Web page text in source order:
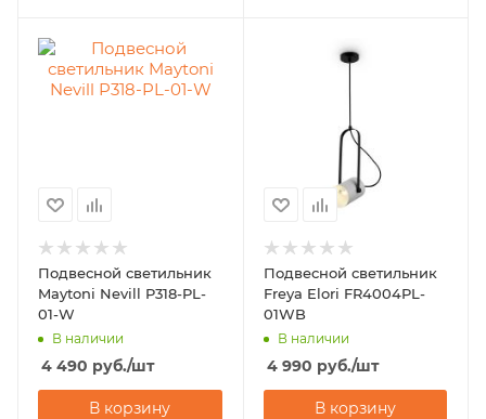
Подвесной светильник
Maytoni Nevill P318-PL-
01-W
В наличии
4 490 руб./шт
В корзину
Подвесной светильник
Freya Elori FR4004PL-
01WB
В наличии
4 990 руб./шт
В корзину